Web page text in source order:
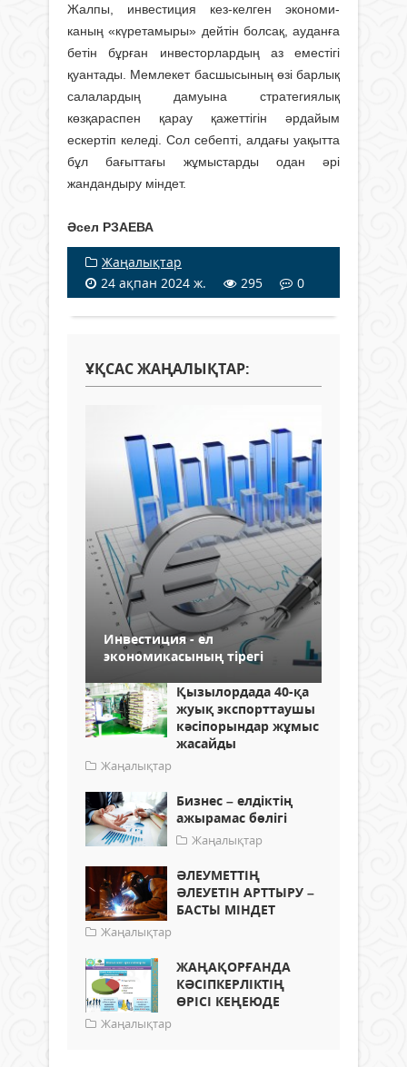
Жалпы, инвестиция кез-келген эконо­ми­
каның «күретамыры» дейтін болсақ, ауданға
бетін бұрған инвесторлардың аз еместігі
қуантады. Мемлекет басшысының өзі барлық
салалардың дамуына стратегиялық
көзқараспен қарау қажеттігін әрдайым
ескертіп келеді. Сол себепті, алдағы уақытта
бұл бағыттағы жұмыстарды одан әрі
жандандыру міндет.
Әсел РЗАЕВА
Жаңалықтар
24 ақпан 2024 ж.
295 0
ҰҚСАС ЖАҢАЛЫҚТАР:
Инвестиция - ел
экономикасының тірегі
Қызылордада 40-қа
жуық экспорттаушы
кәсіпорындар жұмыс
жасайды
Жаңалықтар
Бизнес – елдіктің
ажырамас бөлігі
Жаңалықтар
ӘЛЕУМЕТТІҢ
ӘЛЕУЕТІН АРТТЫРУ –
БАСТЫ МІНДЕТ
Жаңалықтар
ЖАҢАҚОРҒАНДА
КӘСІПКЕРЛІКТІҢ
ӨРІСІ КЕҢЕЮДЕ
Жаңалықтар